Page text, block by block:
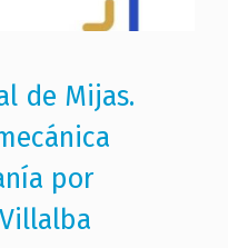
de Mijas.
por